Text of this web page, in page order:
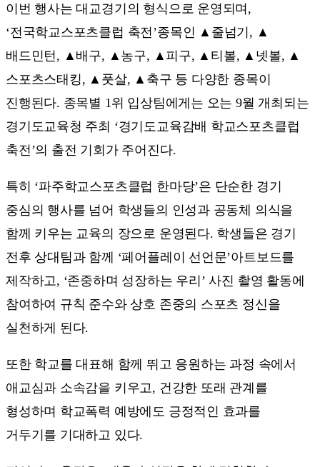
이번 행사는 대교경기의 형식으로 운영되며,
‘전국학교스포츠클럽 축전’종목인 ▲줄넘기, ▲
배드민턴, ▲배구, ▲농구, ▲피구, ▲티볼, ▲넷볼, ▲
스포츠스태킹, ▲풋살, ▲축구 등 다양한 종목이
진행된다. 종목별 1위 입상팀에게는 오는 9월 개최되는
경기도교육청 주최 ‘경기도교육감배 학교스포츠클럽
축전’의 출전 기회가 주어진다.
특히 ‘파주학교스포츠클럽 한마당’은 단순한 경기
중심의 행사를 넘어 학생들의 인성과 공동체 의식을
함께 키우는 교육의 장으로 운영된다. 학생들은 경기
전후 상대팀과 함께 ‘페어플레이 선언문’아트보드를
제작하고, ‘존중하며 성장하는 우리’ 사진 촬영 활동에
참여하여 규칙 준수와 상호 존중의 스포츠 정신을
실천하게 된다.
또한 학교를 대표해 함께 뛰고 응원하는 과정 속에서
애교심과 소속감을 키우고, 건강한 또래 관계를
형성하며 학교폭력 예방에도 긍정적인 효과를
거두기를 기대하고 있다.